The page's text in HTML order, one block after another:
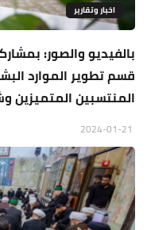
اخبار وتقارير
بالفيديو والصور:
قسم تطوير الموارد
المنتسبين المتميزين